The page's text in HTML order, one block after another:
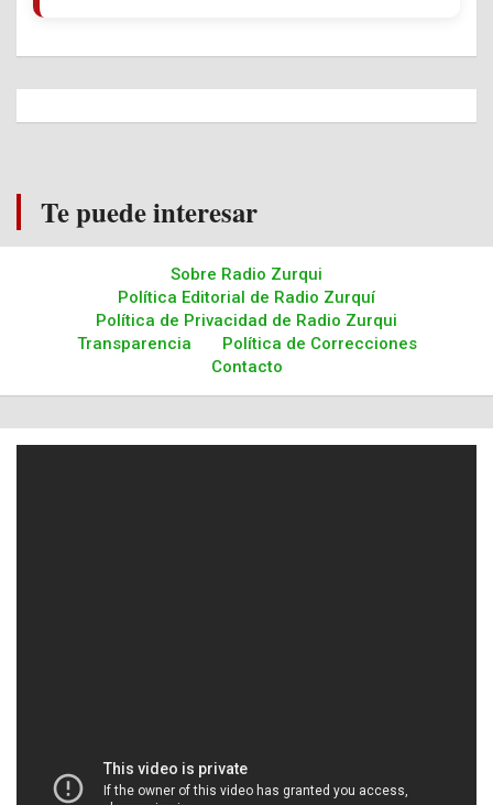
Te puede interesar
Sobre Radio Zurqui
Política Editorial de Radio Zurquí
Política de Privacidad de Radio Zurqui
Transparencia
Política de Correcciones
Contacto